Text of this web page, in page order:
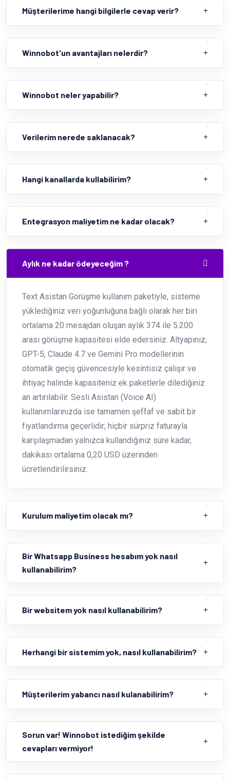
Müşterilerime hangi bilgilerle cevap verir?
Winnobot'un avantajları nelerdir?
Winnobot neler yapabilir?
Verilerim nerede saklanacak?
Hangi kanallarda kullabilirim?
Entegrasyon maliyetim ne kadar olacak?
Aylık ne kadar ödeyeceğim ?
Text Asistan Görüşme kullanım paketiyle, sisteme
yüklediğiniz veri yoğunluğuna bağlı olarak her biri
ortalama 20 mesajdan oluşan aylık 374 ile 5.200
arası görüşme kapasitesi elde edersiniz. Altyapınız;
GPT-5, Claude 4.7 ve Gemini Pro modellerinin
otomatik geçiş güvencesiyle kesintisiz çalışır ve
ihtiyaç halinde kapasiteniz ek paketlerle dilediğiniz
an artırılabilir. Sesli Asistan (Voice AI)
kullanımlarınızda ise tamamen şeffaf ve sabit bir
fiyatlandırma geçerlidir; hiçbir sürpriz faturayla
karşılaşmadan yalnızca kullandığınız süre kadar,
dakikası ortalama 0,20 USD üzerinden
ücretlendirilirsiniz.
Kurulum maliyetim olacak mı?
Bir Whatsapp Business hesabım yok nasıl
kullanabilirim?
Bir websitem yok nasıl kullanabilirim?
Herhangi bir sistemim yok, nasıl kullanabilirim?
Müşterilerim yabancı nasıl kulanabilirim?
Sorun var! Winnobot istediğim şekilde
cevapları vermiyor!